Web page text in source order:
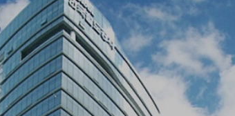
CEO 일반현황